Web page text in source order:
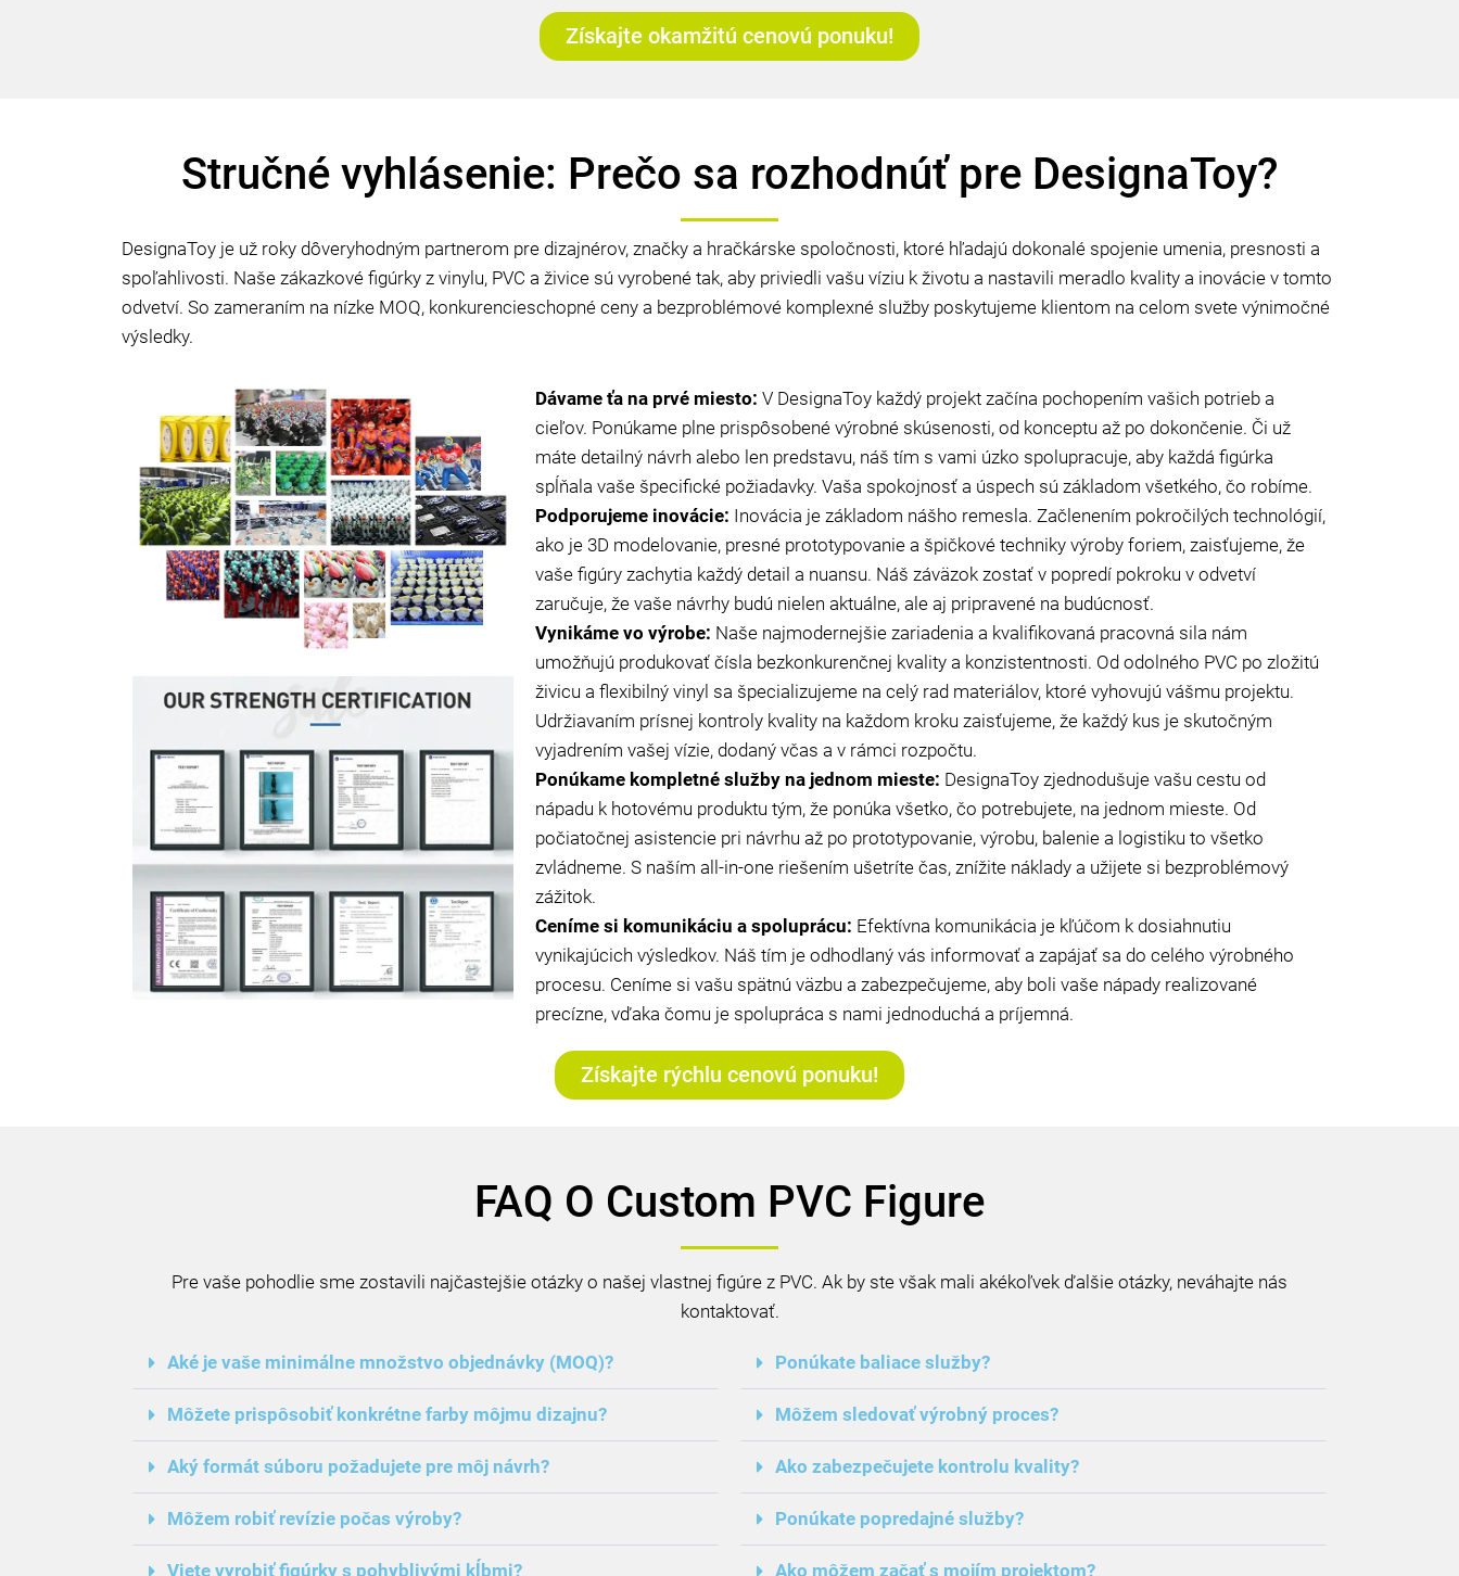
Získajte okamžitú cenovú ponuku!
Stručné vyhlásenie: Prečo sa rozhodnúť pre DesignaToy?
DesignaToy je už roky dôveryhodným partnerom pre dizajnérov, značky a hračkárske spoločnosti, ktoré hľadajú dokonalé spojenie umenia, presnosti a
spoľahlivosti. Naše zákazkové figúrky z vinylu, PVC a živice sú vyrobené tak, aby priviedli vašu víziu k životu a nastavili meradlo kvality a inovácie v tomto
odvetví. So zameraním na nízke MOQ, konkurencieschopné ceny a bezproblémové komplexné služby poskytujeme klientom na celom svete výnimočné
výsledky.
Dávame ťa na prvé miesto: V DesignaToy každý projekt začína pochopením vašich potrieb a
cieľov. Ponúkame plne prispôsobené výrobné skúsenosti, od konceptu až po dokončenie. Či už
máte detailný návrh alebo len predstavu, náš tím s vami úzko spolupracuje, aby každá figúrka
spĺňala vaše špecifické požiadavky. Vaša spokojnosť a úspech sú základom všetkého, čo robíme.
Podporujeme inovácie: Inovácia je základom nášho remesla. Začlenením pokročilých technológií,
ako je 3D modelovanie, presné prototypovanie a špičkové techniky výroby foriem, zaisťujeme, že
vaše figúry zachytia každý detail a nuansu. Náš záväzok zostať v popredí pokroku v odvetví
zaručuje, že vaše návrhy budú nielen aktuálne, ale aj pripravené na budúcnosť.
Vynikáme vo výrobe: Naše najmodernejšie zariadenia a kvalifikovaná pracovná sila nám
umožňujú produkovať čísla bezkonkurenčnej kvality a konzistentnosti. Od odolného PVC po zložitú
živicu a flexibilný vinyl sa špecializujeme na celý rad materiálov, ktoré vyhovujú vášmu projektu.
Udržiavaním prísnej kontroly kvality na každom kroku zaisťujeme, že každý kus je skutočným
vyjadrením vašej vízie, dodaný včas a v rámci rozpočtu.
Ponúkame kompletné služby na jednom mieste: DesignaToy zjednodušuje vašu cestu od
nápadu k hotovému produktu tým, že ponúka všetko, čo potrebujete, na jednom mieste. Od
počiatočnej asistencie pri návrhu až po prototypovanie, výrobu, balenie a logistiku to všetko
zvládneme. S naším all-in-one riešením ušetríte čas, znížite náklady a užijete si bezproblémový
zážitok.
Ceníme si komunikáciu a spoluprácu: Efektívna komunikácia je kľúčom k dosiahnutiu
vynikajúcich výsledkov. Náš tím je odhodlaný vás informovať a zapájať sa do celého výrobného
procesu. Ceníme si vašu spätnú väzbu a zabezpečujeme, aby boli vaše nápady realizované
precízne, vďaka čomu je spolupráca s nami jednoduchá a príjemná.
Získajte rýchlu cenovú ponuku!
FAQ O Custom PVC Figure
Pre vaše pohodlie sme zostavili najčastejšie otázky o našej vlastnej figúre z PVC. Ak by ste však mali akékoľvek ďalšie otázky, neváhajte nás
kontaktovať.
Aké je vaše minimálne množstvo objednávky (MOQ)?
Môžete prispôsobiť konkrétne farby môjmu dizajnu?
Aký formát súboru požadujete pre môj návrh?
Môžem robiť revízie počas výroby?
Viete vyrobiť figúrky s pohyblivými kĺbmi?
Ponúkate baliace služby?
Môžem sledovať výrobný proces?
Ako zabezpečujete kontrolu kvality?
Ponúkate popredajné služby?
Ako môžem začať s mojím projektom?